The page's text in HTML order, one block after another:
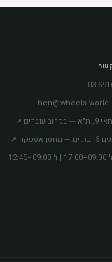
03-
hen@wheels-
עוברים ↗
אספקה ↗